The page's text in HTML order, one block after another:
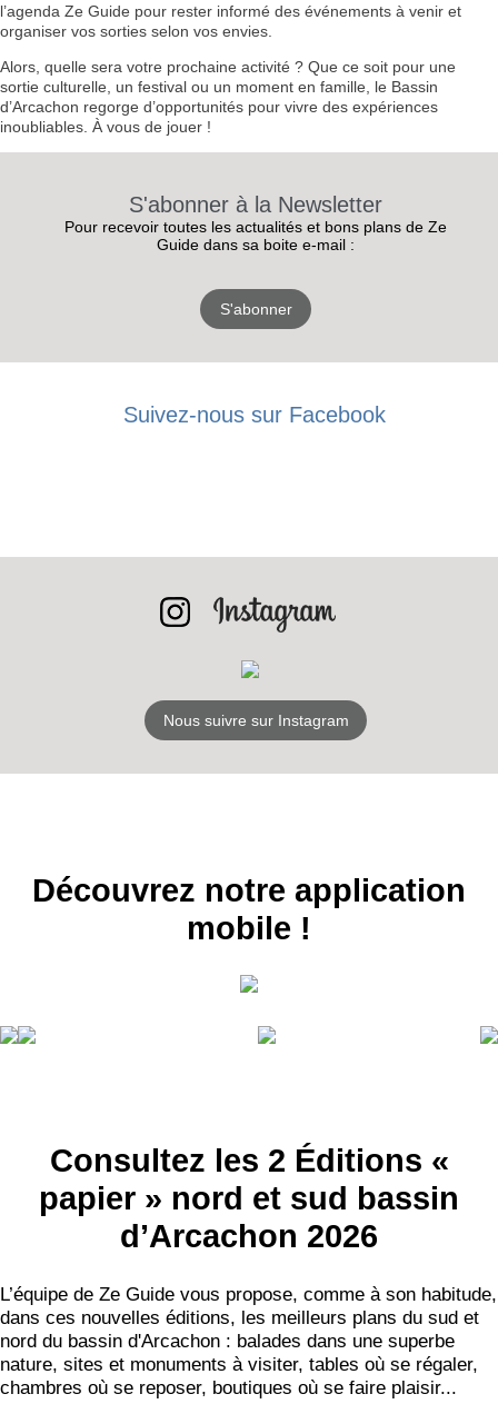
RECEVEZ
LES
l’agenda Ze Guide pour rester informé des événements à venir et
organiser vos sorties selon vos envies.
Alors, quelle sera votre prochaine activité ? Que ce soit pour une
sortie culturelle, un festival ou un moment en famille, le Bassin
d’Arcachon regorge d’opportunités pour vivre des expériences
inoubliables. À vous de jouer !
S'abonner à la Newsletter
Pour recevoir toutes les actualités et bons plans de Ze
Guide dans sa boite e-mail :
S'abonner
Suivez-nous sur Facebook
Nous suivre sur Instagram
Découvrez notre application
mobile !
Consultez les 2 Éditions «
papier » nord et sud bassin
d’Arcachon 2026
L’équipe de Ze Guide vous propose, comme à son habitude,
dans ces nouvelles éditions, les meilleurs plans du sud et
nord du bassin d'Arcachon : balades dans une superbe
nature, sites et monuments à visiter, tables où se régaler,
chambres où se reposer, boutiques où se faire plaisir...